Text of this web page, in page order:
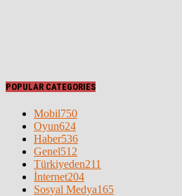
POPULAR CATEGORIES
Mobil750
Oyun624
Haber536
Genel512
Türkiyeden211
İnternet204
Sosyal Medya165